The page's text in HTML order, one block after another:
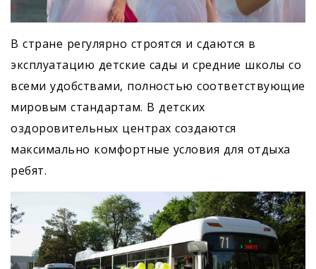
В стране регулярно строятся и сдаются в
эксплуатацию детские сады и средние школы со
всеми удобствами, полностью соответствующие
мировым стандартам. В детских
оздоровительных центрах создаются
максимально комфортные условия для отдыха
ребят.